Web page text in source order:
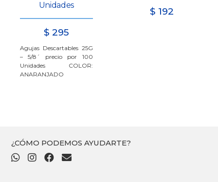
Unidades
$ 295
Agujas Descartables 25G
– 5/8´ precio por 100
Unidades COLOR:
ANARANJADO
$ 192
¿CÓMO PODEMOS AYUDARTE?